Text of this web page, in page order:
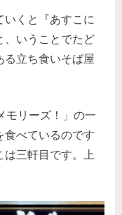
いくと『あすこに
、いうことでたど
る立ち食いそば屋
モリーズ！」の一
食べているのです
は三軒目です。上